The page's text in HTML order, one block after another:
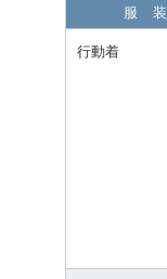
服 装
行動着